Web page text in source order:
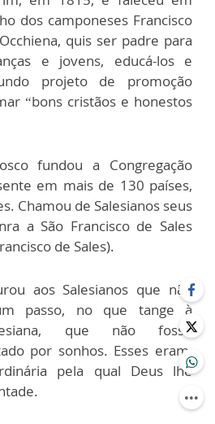
dos camponeses Francisco
quis ser padre para
e jovens, educá-los e
projeto de promoção
“bons cristãos e honestos
fundou a Congregação
em mais de 130 países,
Chamou de Salesianos seus
a São Francisco de Sales
de Sales).
aos Salesianos que não
passo, no que tange à
que não fosse
por sonhos. Esses eram,
pela qual Deus lhe